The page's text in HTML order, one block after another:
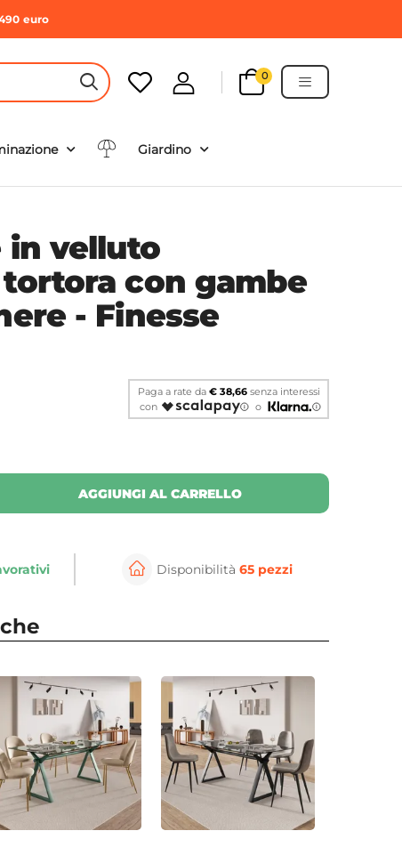
euro
HEADER SEARCH BUTTON
0
Giardino
ingrandire
in velluto
con gambe
- Finesse
Paga a rate da € 38,66senza interessi
con
o
AGGIUNGI AL CARRELLO
Disponibilità 65 pezzi